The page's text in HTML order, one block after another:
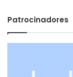
Patrocinadores